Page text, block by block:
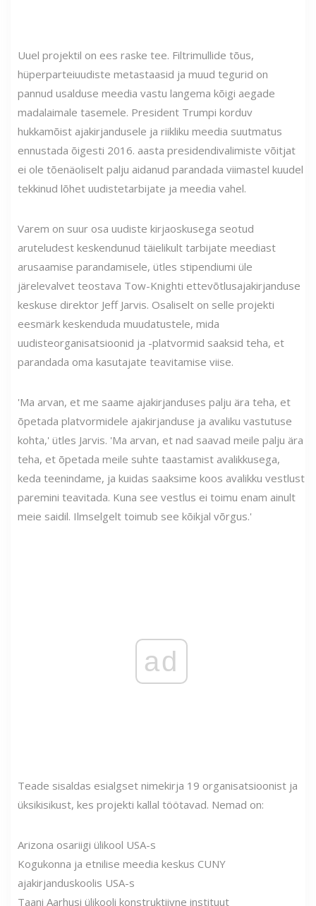
Uuel projektil on ees raske tee. Filtrimullide tõus,
hüperparteiuudiste metastaasid ja muud tegurid on
pannud usalduse meedia vastu langema kõigi aegade
madalaimale tasemele. President Trumpi korduv
hukkamõist ajakirjandusele ja riikliku meedia suutmatus
ennustada õigesti 2016. aasta presidendivalimiste võitjat
ei ole tõenäoliselt palju aidanud parandada viimastel kuudel
tekkinud lõhet uudistetarbijate ja meedia vahel.
Varem on suur osa uudiste kirjaoskusega seotud
aruteludest keskendunud täielikult tarbijate meediast
arusaamise parandamisele, ütles stipendiumi üle
järelevalvet teostava Tow-Knighti ettevõtlusajakirjanduse
keskuse direktor Jeff Jarvis. Osaliselt on selle projekti
eesmärk keskenduda muudatustele, mida
uudisteorganisatsioonid ja -platvormid saaksid teha, et
parandada oma kasutajate teavitamise viise.
'Ma arvan, et me saame ajakirjanduses palju ära teha, et
õpetada platvormidele ajakirjanduse ja avaliku vastutuse
kohta,' ütles Jarvis. 'Ma arvan, et nad saavad meile palju ära
teha, et õpetada meile suhte taastamist avalikkusega,
keda teenindame, ja kuidas saaksime koos avalikku vestlust
paremini teavitada. Kuna see vestlus ei toimu enam ainult
meie saidil. Ilmselgelt toimub see kõikjal võrgus.'
ad
Teade sisaldas esialgset nimekirja 19 organisatsioonist ja
üksikisikust, kes projekti kallal töötavad. Nemad on:
Arizona osariigi ülikool USA-s
Kogukonna ja etnilise meedia keskus CUNY
ajakirjanduskoolis USA-s
Taani Aarhusi ülikooli konstruktiivne instituut